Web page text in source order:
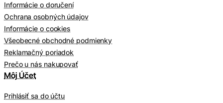
Informácie o doručení
Ochrana osobných údajov
Informácie o cookies
Všeobecné obchodné podmienky
Reklamačný poriadok
Prečo u nás nakupovať
Môj Účet
Prihlásiť sa do účtu